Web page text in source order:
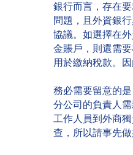
銀行而言，存在
問題，且外資銀
協議。如選擇在
金賬戶，則還需
用於繳納稅款。
務必需要留意的
分公司的負責人
工作人員到外商
查，所以請事先